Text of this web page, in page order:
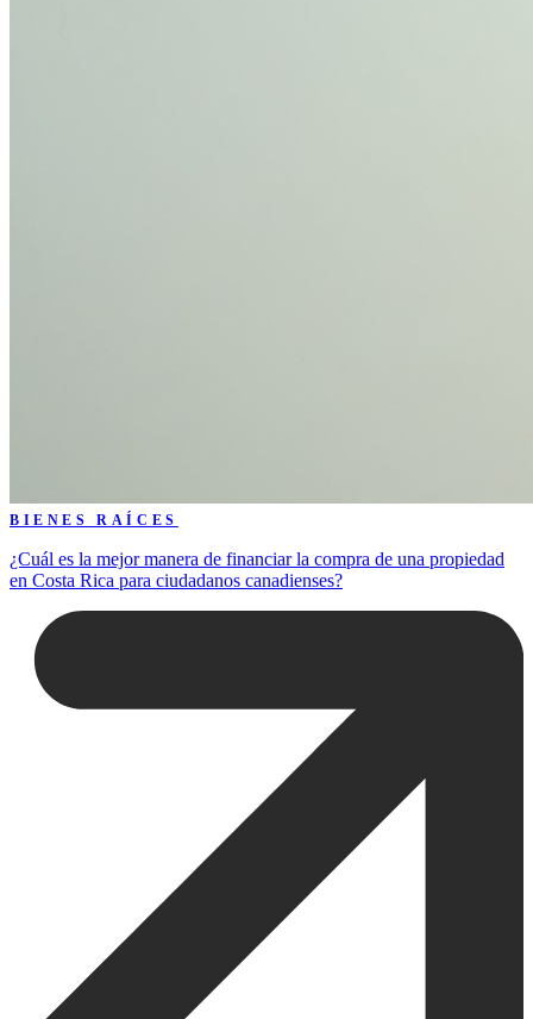
BIENES RAÍCES
¿Cuál es la mejor manera de financiar la compra de una propiedad
en Costa Rica para ciudadanos canadienses?